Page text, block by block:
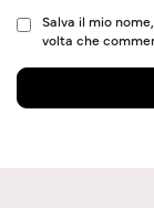
Salva il mio
volta che